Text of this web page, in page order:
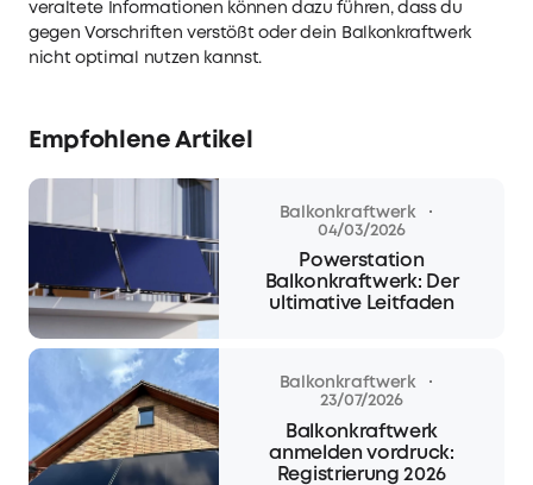
veraltete Informationen können dazu führen, dass du
gegen Vorschriften verstößt oder dein Balkonkraftwerk
nicht optimal nutzen kannst.
Empfohlene Artikel
Balkonkraftwerk ·
04/03/2026
Powerstation
Balkonkraftwerk: Der
ultimative Leitfaden
Balkonkraftwerk ·
23/07/2026
Balkonkraftwerk
anmelden vordruck:
Registrierung 2026